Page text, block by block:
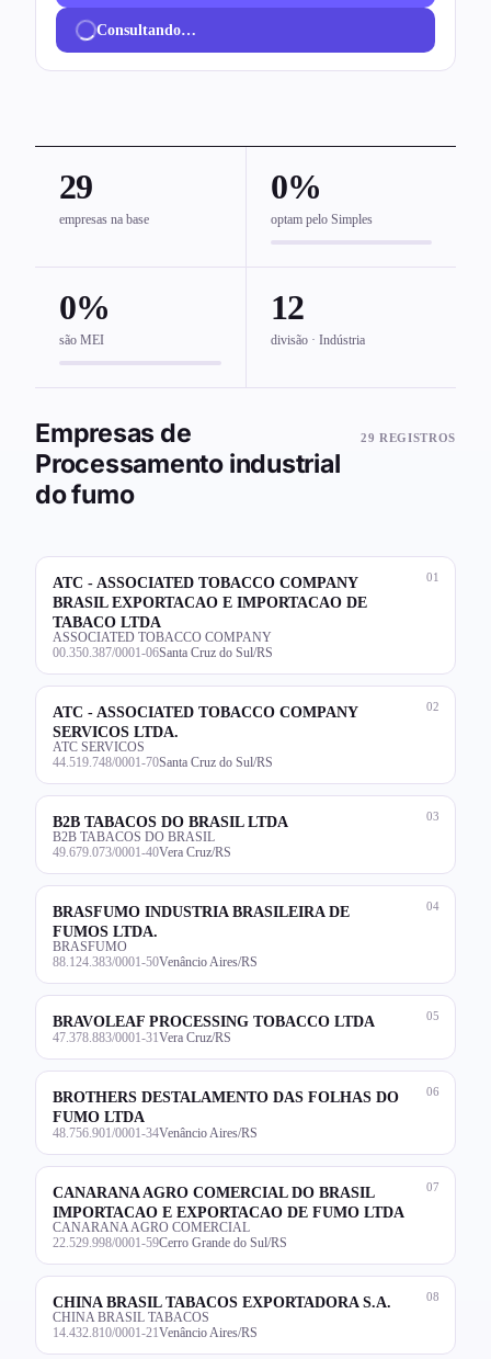
Consultando…
29
empresas na base
0%
optam pelo Simples
0%
são MEI
12
divisão · Indústria
Empresas de
Processamento industrial
do fumo
29 REGISTROS
01
ATC - ASSOCIATED TOBACCO COMPANY
BRASIL EXPORTACAO E IMPORTACAO DE
TABACO LTDA
ASSOCIATED TOBACCO COMPANY
00.350.387/0001-06Santa Cruz do Sul/RS
02
ATC - ASSOCIATED TOBACCO COMPANY
SERVICOS LTDA.
ATC SERVICOS
44.519.748/0001-70Santa Cruz do Sul/RS
03
B2B TABACOS DO BRASIL LTDA
B2B TABACOS DO BRASIL
49.679.073/0001-40Vera Cruz/RS
04
BRASFUMO INDUSTRIA BRASILEIRA DE
FUMOS LTDA.
BRASFUMO
88.124.383/0001-50Venâncio Aires/RS
05
BRAVOLEAF PROCESSING TOBACCO LTDA
47.378.883/0001-31 Vera Cruz/RS
06
BROTHERS DESTALAMENTO DAS FOLHAS DO
FUMO LTDA
48.756.901/0001-34Venâncio Aires/RS
07
CANARANA AGRO COMERCIAL DO BRASIL
IMPORTACAO E EXPORTACAO DE FUMO LTDA
CANARANA AGRO COMERCIAL
22.529.998/0001-59Cerro Grande do Sul/RS
08
CHINA BRASIL TABACOS EXPORTADORA S.A.
CHINA BRASIL TABACOS
14.432.810/0001-21 Venâncio Aires/RS